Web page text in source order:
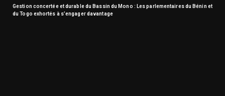
Gestion concertée et durable du Bassin du Mono : Les parlementaires du Bénin et
du Togo exhortés à s’engager davantage